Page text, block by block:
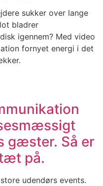
sukker over lange
bladrer
igennem? Med video
fornyet energi i det
gæster. Så er
på.
udendørs events.